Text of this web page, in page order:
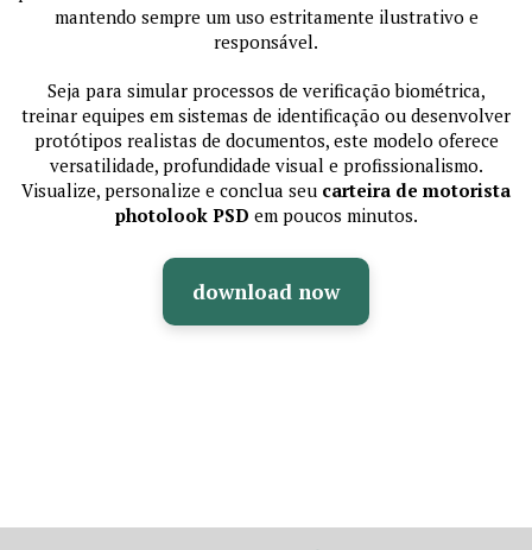
mantendo sempre um uso estritamente ilustrativo e
responsável.
Seja para simular processos de verificação biométrica,
treinar equipes em sistemas de identificação ou desenvolver
protótipos realistas de documentos, este modelo oferece
versatilidade, profundidade visual e profissionalismo.
Visualize, personalize e conclua seu carteira de motorista
photolook PSD em poucos minutos.
download now